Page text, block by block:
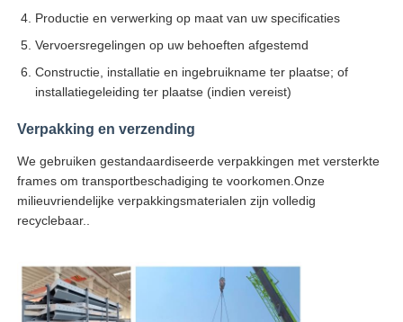
Productie en verwerking op maat van uw specificaties
Vervoersregelingen op uw behoeften afgestemd
Constructie, installatie en ingebruikname ter plaatse; of
installatiegeleiding ter plaatse (indien vereist)
Verpakking en verzending
We gebruiken gestandaardiseerde verpakkingen met versterkte
frames om transportbeschadiging te voorkomen.Onze
milieuvriendelijke verpakkingsmaterialen zijn volledig
recyclebaar..